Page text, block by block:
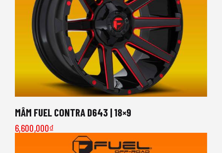
MÂM FUEL CONTRA D643 | 18×9
6,600,000₫